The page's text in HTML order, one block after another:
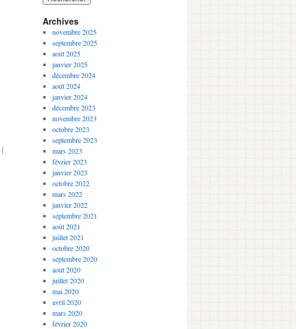
|
Archives
novembre 2025
septembre 2025
août 2025
janvier 2025
décembre 2024
août 2024
janvier 2024
décembre 2023
novembre 2023
octobre 2023
septembre 2023
mars 2023
février 2023
janvier 2023
octobre 2022
mars 2022
janvier 2022
septembre 2021
août 2021
juillet 2021
octobre 2020
septembre 2020
août 2020
juillet 2020
mai 2020
avril 2020
mars 2020
février 2020